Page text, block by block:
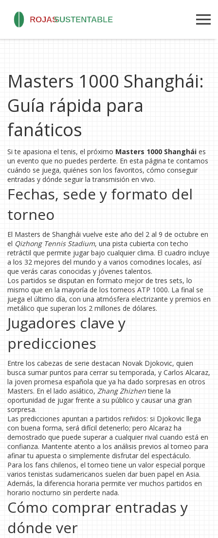
Masters 1000 Shanghái:
Guía rápida para
fanáticos
Si te apasiona el tenis, el próximo Masters 1000 Shanghái es
un evento que no puedes perderte. En esta página te contamos
cuándo se juega, quiénes son los favoritos, cómo conseguir
entradas y dónde seguir la transmisión en vivo.
Fechas, sede y formato del
torneo
El Masters de Shanghái vuelve este año del 2 al 9 de octubre en
el Qizhong Tennis Stadium, una pista cubierta con techo
retráctil que permite jugar bajo cualquier clima. El cuadro incluye
a los 32 mejores del mundo y a varios comodines locales, así
que verás caras conocidas y jóvenes talentos.
Los partidos se disputan en formato mejor de tres sets, lo
mismo que en la mayoría de los torneos ATP 1000. La final se
juega el último día, con una atmósfera electrizante y premios en
metálico que superan los 2 millones de dólares.
Jugadores clave y
predicciones
Entre los cabezas de serie destacan Novak Djokovic, quien
busca sumar puntos para cerrar su temporada, y Carlos Alcaraz,
la joven promesa española que ya ha dado sorpresas en otros
Masters. En el lado asiático, Zhang Zhizhentiene la
oportunidad de jugar frente a su público y causar una gran
sorpresa.
Las predicciones apuntan a partidos reñidos: si Djokovic llega
con buena forma, será difícil detenerlo; pero Alcaraz ha
demostrado que puede superar a cualquier rival cuando está en
confianza. Mantente atento a los análisis previos al torneo para
afinar tu apuesta o simplemente disfrutar del espectáculo.
Para los fans chilenos, el torneo tiene un valor especial porque
varios tenistas sudamericanos suelen dar buen papel en Asia.
Además, la diferencia horaria permite ver muchos partidos en
horario nocturno sin perderte nada.
Cómo comprar entradas y
dónde ver